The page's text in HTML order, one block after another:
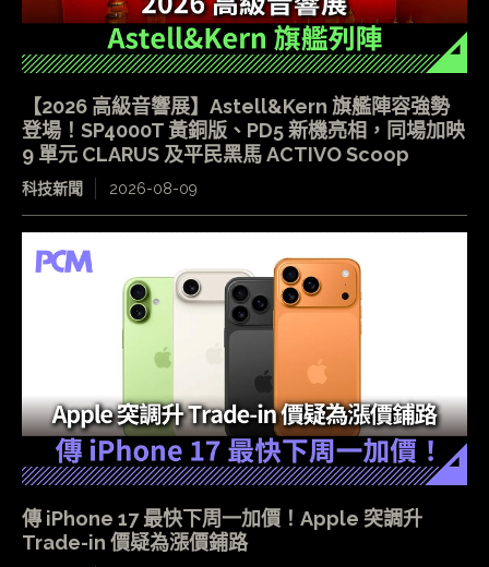
【2026 高級音響展】Astell&Kern 旗艦陣容強勢
登場！SP4000T 黃銅版、PD5 新機亮相，同場加映
9 單元 CLARUS 及平民黑馬 ACTIVO Scoop
科技新聞 2026-08-09
傳 iPhone 17 最快下周一加價！Apple 突調升
Trade-in 價疑為漲價鋪路